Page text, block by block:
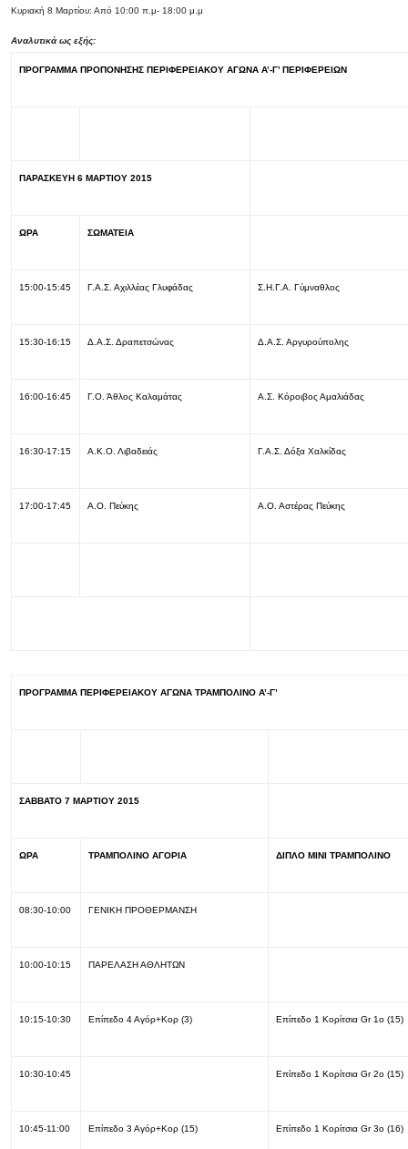
Κυριακή 8 Μαρτίου: Από 10:00 π.μ- 18:00 μ.μ
Αναλυτικά ως εξής:
ΠΡΟΓΡΑΜΜΑ ΠΡΟΠΟΝΗΣΗΣ ΠΕΡΙΦΕΡΕΙΑΚΟΥ ΑΓΩΝΑ Α’-Γ’ ΠΕΡΙΦΕΡΕΙΩΝ
ΠΑΡΑΣΚΕΥΗ 6 ΜΑΡΤΙΟΥ 2015
ΩΡΑ ΣΩΜΑΤΕΙΑ
15:00-15:45 Γ.Α.Σ. Αχιλλέας Γλυφάδας Σ.Η.Γ.Α. Γύμναθλος
15:30-16:15 Δ.Α.Σ. Δραπετσώνας Δ.Α.Σ. Αργυρούπολης
16:00-16:45 Γ.Ο. Άθλος Καλαμάτας Α.Σ. Κόροιβος Αμαλιάδας
16:30-17:15 Α.Κ.Ο. Λιβαδειάς Γ.Α.Σ. Δόξα Χαλκίδας
17:00-17:45 Α.Ο. Πεύκης Α.Ο. Αστέρας Πεύκης
ΠΡΟΓΡΑΜΜΑ ΠΕΡΙΦΕΡΕΙΑΚΟΥ ΑΓΩΝΑ ΤΡΑΜΠΟΛΙΝΟ Α’-Γ’
ΣΑΒΒΑΤΟ 7 ΜΑΡΤΙΟΥ 2015
ΩΡΑ ΤΡΑΜΠΟΛΙΝΟ ΑΓΟΡΙΑ ΔΙΠΛΟ ΜΙΝΙ ΤΡΑΜΠΟΛΙΝΟ
08:30-10:00 ΓΕΝΙΚΗ ΠΡΟΘΕΡΜΑΝΣΗ
10:00-10:15 ΠΑΡΕΛΑΣΗ ΑΘΛΗΤΩΝ
10:15-10:30 Επίπεδο 4 Αγόρ+Κορ (3) Επίπεδο 1 Κορίτσια Gr 1o (15)
10:30-10:45 Επίπεδο 1 Κορίτσια Gr 2o (15)
10:45-11:00 Επίπεδο 3 Αγόρ+Κορ (15) Επίπεδο 1 Κορίτσια Gr 3o (16)